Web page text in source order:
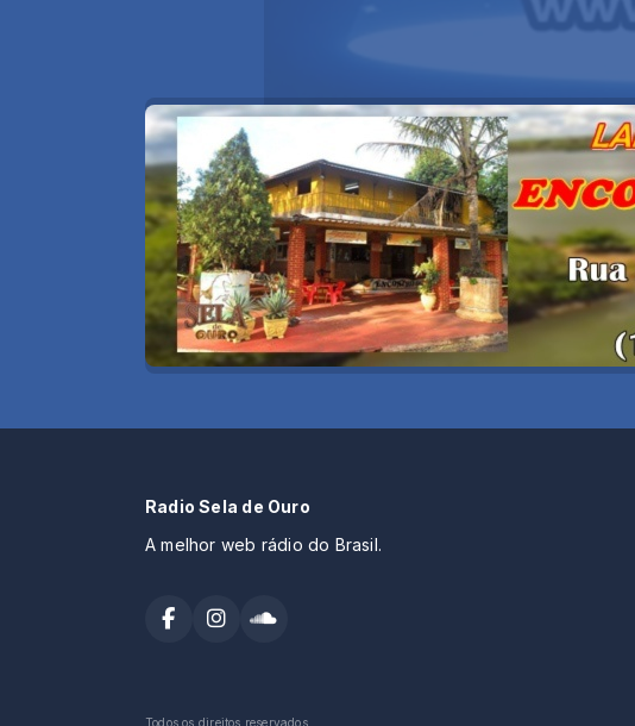
Radio Sela de Ouro
A melhor web rádio do Brasil.
Todos os direitos reservados.